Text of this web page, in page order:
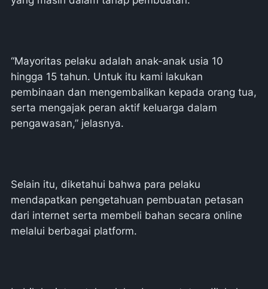
“Mayoritas pelaku adalah anak-anak usia 10
hingga 15 tahun. Untuk itu kami lakukan
pembinaan dan mengembalikan kepada orang tua,
serta mengajak peran aktif keluarga dalam
pengawasan,” jelasnya.
Selain itu, diketahui bahwa para pelaku
mendapatkan pengetahuan pembuatan petasan
dari internet serta membeli bahan secara online
melalui berbagai platform.